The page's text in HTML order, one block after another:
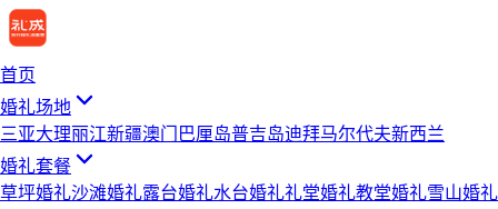
首页
婚礼场地
三亚大理丽江新疆澳门 巴厘岛普吉岛迪拜马尔代夫新西兰
婚礼套餐
草坪婚礼沙滩婚礼露台婚礼水台婚礼礼堂婚礼教堂婚礼雪山婚礼